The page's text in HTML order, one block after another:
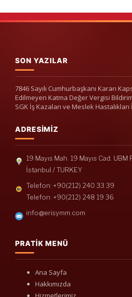
SON YAZILAR
7846 Sayılı Cumhurbaşkanı Kararı
Edilmeyen Katma Değer Vergisi
SGK İş Kazaları ve Meslek
ADRESIMIZ
19 Mayıs Mah. 19 Mayıs Cad.
İstanbul / TURKEY
Telefon: +90(212) 240 33 39
Telefon: +90(212) 248 19 36
info@erisymm.com
PRATIK MENÜ
Ana Sayfa
Hakkımızda